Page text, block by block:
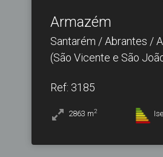
Armazém
Santarém / Abrantes /
(São Vicente e São
Ref: 3185
2863 m2